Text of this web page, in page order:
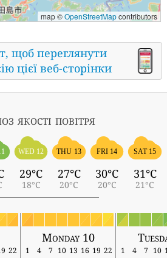
map ©OpenStreetMapcontributors
щоб переглянути
цієї веб-сторінки
якості повітря
WED 12
29°C
18°C
THU 13
27°C
20°C
FRI 14
30°C
20°C
SAT 15
31°C
21°C
Monday 10
22 1 4 7 10 13 16 19 22 1 4 7 10